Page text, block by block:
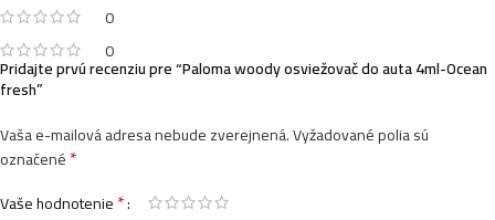
0
0
Pridajte prvú recenziu pre “Paloma woody osviežovač do auta 4ml-Ocean
fresh”
Vaša e-mailová adresa nebude zverejnená.Vyžadované polia sú
označené*
Vaše hodnotenie*